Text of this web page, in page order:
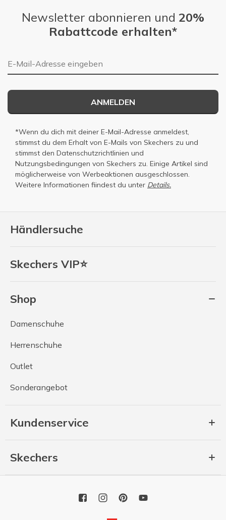
Händlersuche
Skechers VIP⭐
Shop
Damenschuhe
Herrenschuhe
Outlet
Sonderangebot
Kundenservice
Skechers
Newsletter abonnieren und 20%
Rabattcode erhalten*
E-Mail-Adresse
ANMELDEN
*Wenn du dich mit deiner E-Mail-Adresse anmeldest,
stimmst du dem Erhalt von E-Mails von Skechers zu und
stimmst den Datenschutzrichtlinien und
Nutzungsbedingungen von Skechers zu. Einige Artikel sind
möglicherweise von Werbeaktionen ausgeschlossen.
Weitere Informationen fiindest du unter Details.